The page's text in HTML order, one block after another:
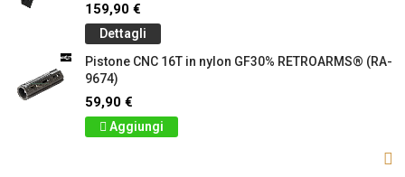
159,90 €
Dettagli
Pistone CNC 16T in nylon GF30% RETROARMS® (RA-
9674)
59,90 €
Aggiungi